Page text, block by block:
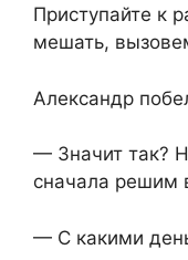
Приступайте к
мешать,
Александр
— Значит так?
сначала решим
— С какими